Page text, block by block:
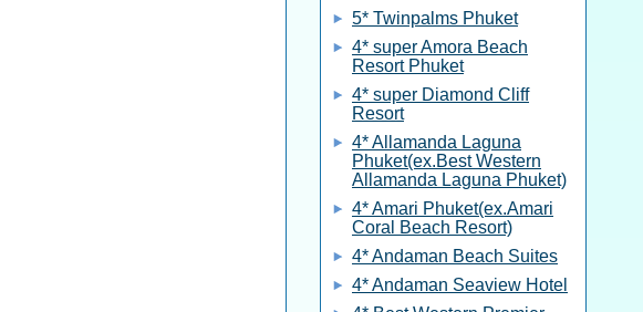
5* Twinpalms Phuket
4* super Amora Beach
Resort Phuket
4* super Diamond Cliff
Resort
4* Allamanda Laguna
Phuket(ex.Best Western
Allamanda Laguna Phuket)
4* Amari Phuket(ex.Amari
Coral Beach Resort)
4* Andaman Beach Suites
4* Andaman Seaview Hotel